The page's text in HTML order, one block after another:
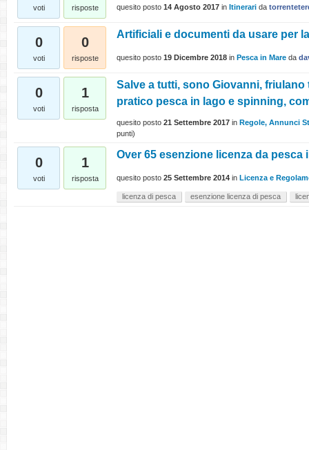
voti risposte quesito posto 14 Agosto 2017 in Itinerari da
0
voti
0
risposte
Artificiali e documenti da usare per
quesito posto 19 Dicembre 2018 in Pesca in Mare da
0
voti
1
risposta
Salve a tutti, sono Giovanni,
pratico pesca in lago e spinning,
quesito posto 21 Settembre 2017 in Regole, Annunci
punti)
0
voti
1
risposta
Over 65 esenzione licenza da pesca
quesito posto 25 Settembre 2014 in Licenza e
licenza di pesca esenzione licenza di pesca